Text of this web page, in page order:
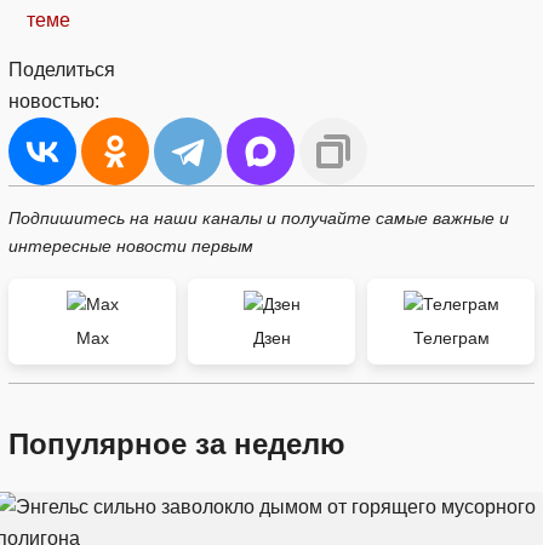
теме
Поделиться
новостью:
Подпишитесь на наши каналы и получайте самые важные и
интересные новости первым
Max Дзен Телеграм
Популярное за неделю